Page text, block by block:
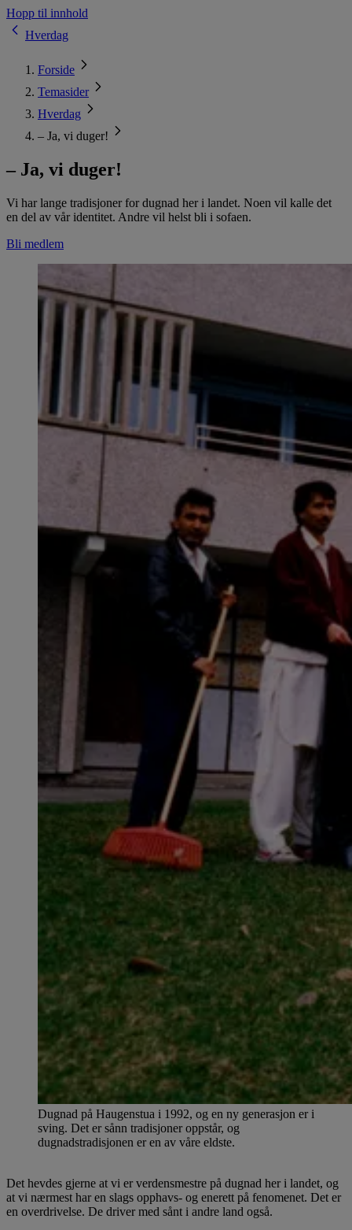
Hopp til innhold
Hverdag
Forside
Temasider
Hverdag
– Ja, vi duger!
– Ja, vi duger!
Vi har lange tradisjoner for dugnad her i landet. Noen vil kalle det
en del av vår identitet. Andre vil helst bli i sofaen.
Bli medlem
Dugnad på Haugenstua i 1992, og en ny generasjon er i
sving. Det er sånn tradisjoner oppstår, og
dugnadstradisjonen er en av våre eldste.
Det hevdes gjerne at vi er verdensmestre på dugnad her i landet, og
at vi nærmest har en slags opphavs- og enerett på fenomenet. Det er
en overdrivelse. De driver med sånt i andre land også.